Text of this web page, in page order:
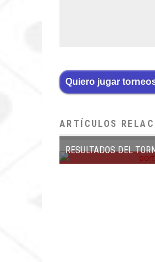
Quiero jugar
ARTÍCULOS